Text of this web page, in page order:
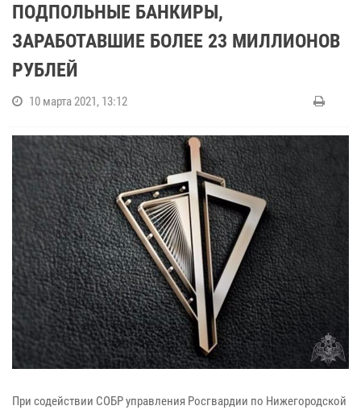
ПОДПОЛЬНЫЕ БАНКИРЫ,
ЗАРАБОТАВШИЕ БОЛЕЕ 23 МИЛЛИОНОВ
РУБЛЕЙ
10 марта 2021, 13:12
При содействии СОБР управления Росгвардии по Нижегородской